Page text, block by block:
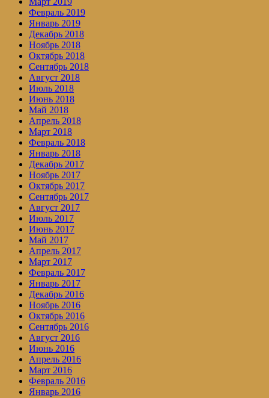
Февраль 2019
Январь 2019
Декабрь 2018
Ноябрь 2018
Октябрь 2018
Сентябрь 2018
Август 2018
Июль 2018
Июнь 2018
Май 2018
Апрель 2018
Март 2018
Февраль 2018
Январь 2018
Декабрь 2017
Ноябрь 2017
Октябрь 2017
Сентябрь 2017
Август 2017
Июль 2017
Июнь 2017
Май 2017
Апрель 2017
Март 2017
Февраль 2017
Январь 2017
Декабрь 2016
Ноябрь 2016
Октябрь 2016
Сентябрь 2016
Август 2016
Июнь 2016
Апрель 2016
Март 2016
Февраль 2016
Январь 2016